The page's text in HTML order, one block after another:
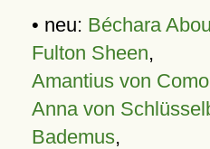
• neu: Béchara
Fulton Sheen,
Amantius von Como
Anna von
Bademus,